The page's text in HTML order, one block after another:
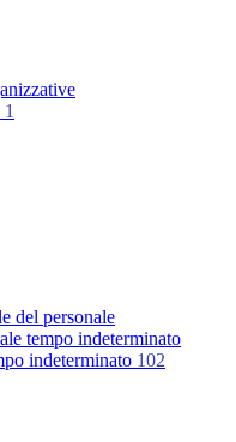
1
del personale
tempo indeterminato
indeterminato 102